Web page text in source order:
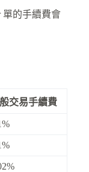
單的手續費會
交易手續費